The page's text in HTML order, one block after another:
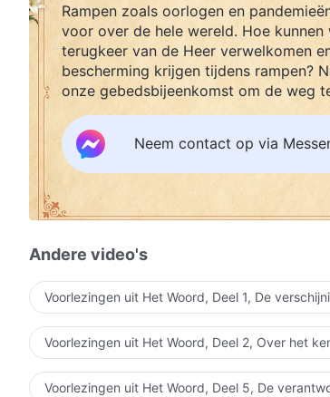
Rampen zoals oorlogen en
voor over de hele wereld. Hoe kunnen
terugkeer van de Heer verwelkomen
bescherming krijgen tijdens rampen?
onze gebedsbijeenkomst om de weg
Neem contact op via
Andere video's
Voorlezingen uit Het Woord, Deel 1, De
Voorlezingen uit Het Woord, Deel 2, Over het
Voorlezingen uit Het Woord, Deel 5, De